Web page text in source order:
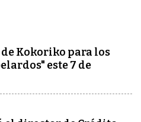
de Kokoriko para los
este 7 de